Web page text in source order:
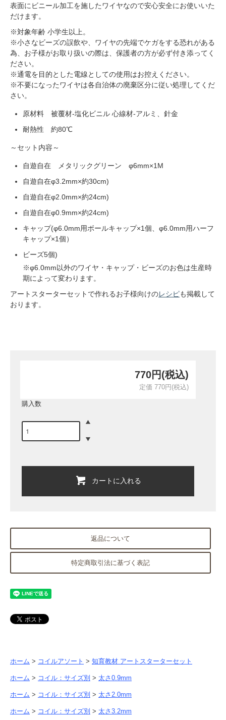
表面にビニール加工を施したワイヤなので安心安全にお使いいた
だけます。
※対象年齢 小学生以上。
※小さなビーズの誤飲や、ワイヤの先端でケガをする恐れがある
為、お子様がお取り扱いの際は、保護者の方が必ず付き添ってく
ださい。
※通電を目的とした電線としての使用はお控えください。
※不要になったワイヤは各自治体の廃棄区分に従い処理してくだ
さい。
原材料 被覆材-塩化ビニル 心線材-アルミ、針金
耐熱性 約80℃
～セット内容～
自遊自在 メタリックグリーン φ6mm×1M
自遊自在φ3.2mm×約30cm)
自遊自在φ2.0mm×約24cm)
自遊自在φ0.9mm×約24cm)
キャップ(φ6.0mm用ボールキャップ×1個、φ6.0mm用ハーフ
キャップ×1個）
ビーズ5個)
※φ6.0mm以外のワイヤ・キャップ・ビーズのお色は生産時
期によって変わります。
アートスターターセットで作れるお子様向けのレシピも掲載して
おります。
770円(税込)
定価 770円(税込)
購入数
カートに入れる
返品について
特定商取引法に基づく表記
ホーム > コイルアソート > 知育教材 アートスターターセット
ホーム > コイル：サイズ別 > 太さ0.9mm
ホーム > コイル：サイズ別 > 太さ2.0mm
ホーム > コイル：サイズ別 > 太さ3.2mm